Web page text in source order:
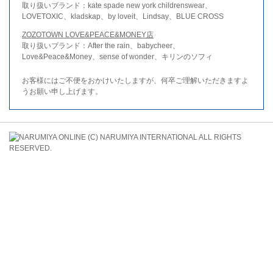
取り扱いブランド：kate spade new york childrenswear、
LOVETOXIC、kladskap、by loveit、Lindsay、BLUE CROSS
ZOZOTOWN LOVE&PEACE&MONEY店
取り扱いブランド：After the rain、babycheer、
Love&Peace&Money、sense of wonder、キリンのソフィ
お客様にはご不便をおかけいたしますが、何卒ご理解いただきますよ
うお願い申し上げます。